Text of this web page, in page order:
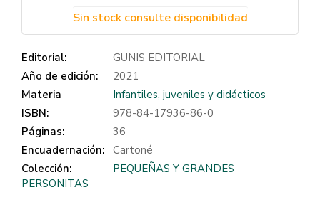
Sin stock consulte disponibilidad
Editorial:
GUNIS EDITORIAL
Año de edición:
2021
Materia
Infantiles, juveniles y didácticos
ISBN:
978-84-17936-86-0
Páginas:
36
Encuadernación: Cartoné
Colección:
PEQUEÑAS Y GRANDES
PERSONITAS